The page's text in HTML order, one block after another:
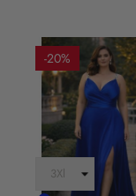
-20%